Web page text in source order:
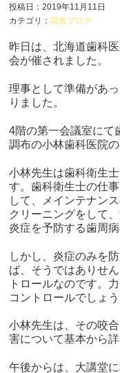
投稿日：2019年11月11日
カテゴリ： 院長ブログ
昨日は、北海道歯科
会が催されました。
理事として準備があ
りました。
4階の第一会議室にて
調布の小林歯科医院
小林先生は歯科衛生
す。歯科衛生士の仕
して、メインテナン
クリーニングをして
炎症を予防する歯周
しかし、炎症のみを
ば、そうではありせ
トロールなのです。
コントロールでしょう
小林先生は、その咬
害について基本から
午後からは、大講堂